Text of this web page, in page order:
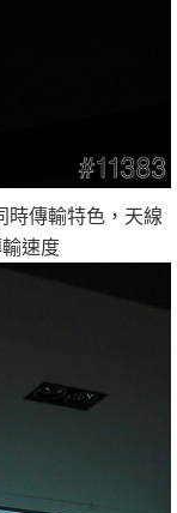
時傳輸特色，天線
速度